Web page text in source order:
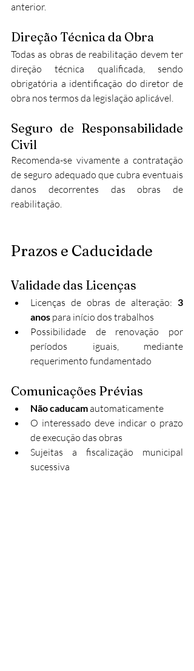
anterior.
Direção Técnica da Obra
Todas as obras de reabilitação devem ter
direção técnica qualificada, sendo
obrigatória a identificação do diretor de
obra nos termos da legislação aplicável.
Seguro de Responsabilidade
Civil
Recomenda-se vivamente a contratação
de seguro adequado que cubra eventuais
danos decorrentes das obras de
reabilitação.
Prazos e Caducidade
Validade das Licenças
Licenças de obras de alteração: 3
anos para início dos trabalhos
Possibilidade de renovação por
períodos iguais, mediante
requerimento fundamentado
Comunicações Prévias
Não caducam automaticamente
O interessado deve indicar o prazo
de execução das obras
Sujeitas a fiscalização municipal
sucessiva